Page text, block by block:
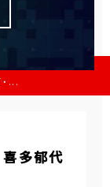
...
多郁代